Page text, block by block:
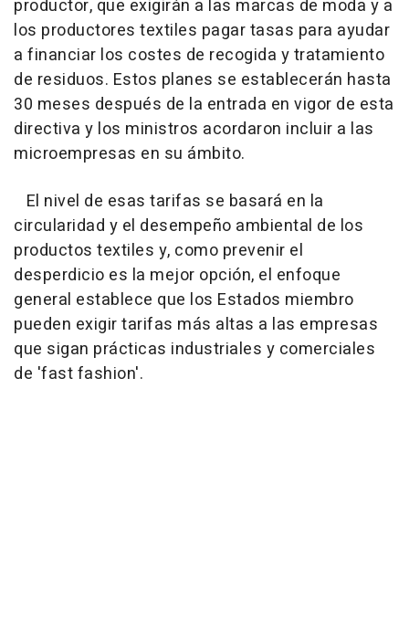
productor, que exigirán a las marcas de moda y a
los productores textiles pagar tasas para ayudar
a financiar los costes de recogida y tratamiento
de residuos. Estos planes se establecerán hasta
30 meses después de la entrada en vigor de esta
directiva y los ministros acordaron incluir a las
microempresas en su ámbito.
El nivel de esas tarifas se basará en la
circularidad y el desempeño ambiental de los
productos textiles y, como prevenir el
desperdicio es la mejor opción, el enfoque
general establece que los Estados miembro
pueden exigir tarifas más altas a las empresas
que sigan prácticas industriales y comerciales
de 'fast fashion'.